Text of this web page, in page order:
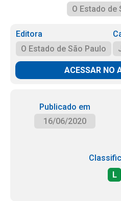
O Estado de
Editora
O Estado de São Paulo
ACESSAR NO
Publicado em
16/06/2020
L